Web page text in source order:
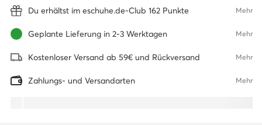
Du erhältst im eschuhe.de-Club 162 Punkte Mehr
Geplante Lieferung in 2-3 Werktagen Mehr
Kostenloser Versand ab 59€ und Rückversand Mehr
Zahlungs- und Versandarten Mehr